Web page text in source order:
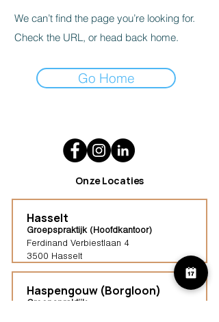
We can’t find the page you’re looking for.
Check the URL, or head back home.
Go Home
Onze Locaties
Hasselt
Groepspraktijk (Hoofdkantoor)
Ferdinand Verbiestlaan 4
3500 Hasselt
Haspengouw (Borgloon)